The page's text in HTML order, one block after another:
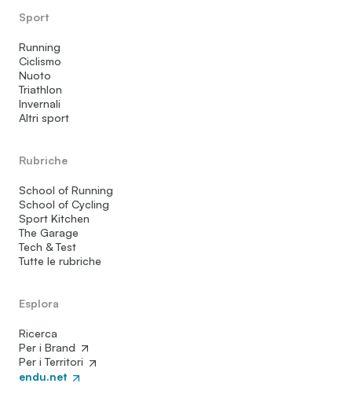
Sport
Running
Ciclismo
Nuoto
Triathlon
Invernali
Altri sport
Rubriche
School of Running
School of Cycling
Sport Kitchen
The Garage
Tech & Test
Tutte le rubriche
Esplora
Ricerca
Per i Brand
Per i Territori
endu.net